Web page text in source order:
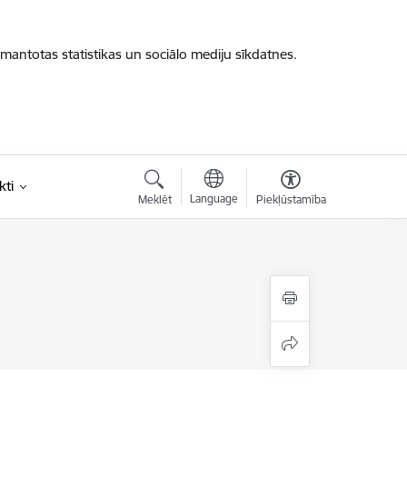
statistikas un sociālo mediju sīkdatnes.
Meklēt Language Piekļūstamība